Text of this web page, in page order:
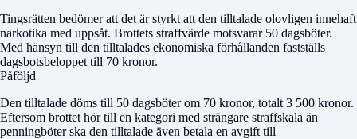
Tingsrätten bedömer att det är styrkt att den tilltalade olovligen innehaft
narkotika med uppsåt. Brottets straffvärde motsvarar 50 dagsböter.
Med hänsyn till den tilltalades ekonomiska förhållanden fastställs
dagsbotsbeloppet till 70 kronor.
Påföljd
Den tilltalade döms till 50 dagsböter om 70 kronor, totalt 3 500 kronor.
Eftersom brottet hör till en kategori med strängare straffskala än
penningböter ska den tilltalade även betala en avgift till